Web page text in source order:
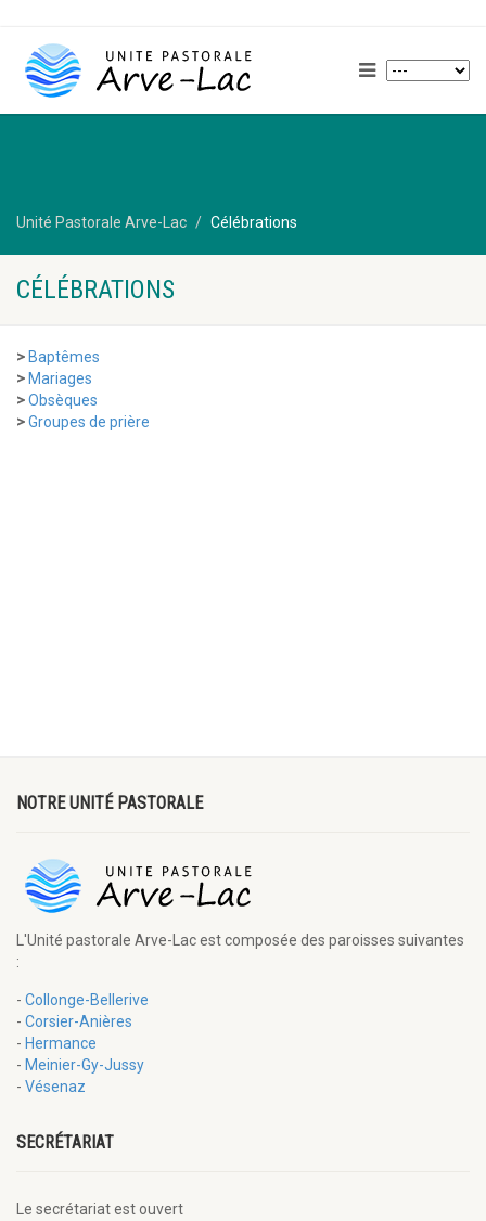
Unité Pastorale Arve-Lac Célébrations
CÉLÉBRATIONS
> Baptêmes
> Mariages
>Obsèques
>Groupes de prière
NOTRE UNITÉ PASTORALE
L'Unité pastorale Arve-Lac est composée des paroisses suivantes
:
- Collonge-Bellerive
- Corsier-Anières
- Hermance
- Meinier-Gy-Jussy
- Vésenaz
SECRÉTARIAT
Le secrétariat est ouvert